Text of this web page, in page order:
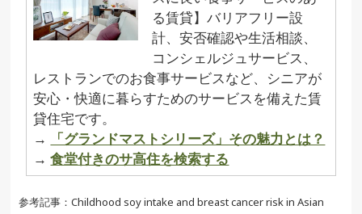
る賃貸】バリアフリー設
計、安否確認や生活相談、
コンシェルジュサービス、
レストランでのお食事サービスなど、シニアが
安心・快適に暮らすためのサービスを備えた賃
貸住宅です。
→
「グランドマストシリーズ」その魅力とは？
→食堂付きのサ高住を検索する
参考記事：Childhood soy intake and breast cancer risk in Asian